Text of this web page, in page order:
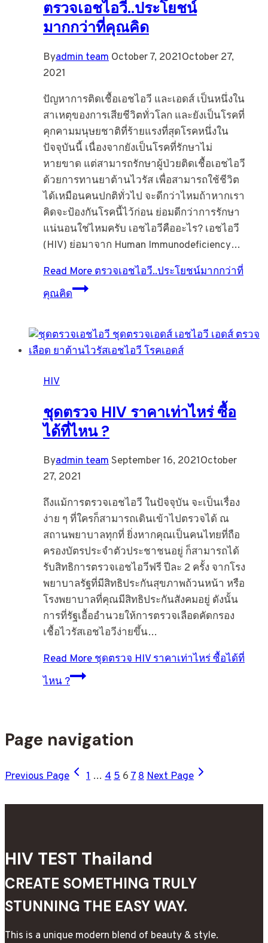
ตรวจเอชไอวี..ประโยชน์
มากกว่าที่คุณคิด
Byadmin team October 7, 2021October 27,
2021
ปัญหาการติดเชื้อเอชไอวี และเอดส์ เป็นหนึ่งใน
สาเหตุของการเสียชีวิตทั่วโลก และยังเป็นโรคที่
คุกคามมนุษยชาติที่ร้ายแรงที่สุดโรคหนึ่งใน
ปัจจุบันนี้ เนื่องจากยังเป็นโรคที่รักษาไม่
หายขาด แต่สามารถรักษาผู้ป่วยติดเชื้อเอชไอวี
ด้วยการทานยาต้านไวรัส เพื่อสามารถใช้ชีวิต
ได้เหมือนคนปกติทั่วไป จะดีกว่าไหมถ้าหากเรา
คิดจะป้องกันโรคนี้ไว้ก่อน ย่อมดีกว่าการรักษา
แน่นอนใช่ไหมครับ เอชไอวีคืออะไร? เอชไอวี
(HIV) ย่อมาจาก Human Immunodeficiency…
Read Moreตรวจเอชไอวี..ประโยชน์มากกว่าที่
คุณคิด
HIV
ชุดตรวจ HIV ราคาเท่าไหร่ ซื้อ
ได้ที่ไหน ?
Byadmin teamSeptember 16, 2021October
27, 2021
ถึงแม้การตรวจเอชไอวี ในปัจจุบัน จะเป็นเรื่อง
ง่าย ๆ ที่ใครก็สามารถเดินเข้าไปตรวจได้ ณ
สถานพยาบาลทุกที่ ยิ่งหากคุณเป็นคนไทยที่ถือ
ครองบัตรประจำตัวประชาชนอยู่ ก็สามารถได้
รับสิทธิการตรวจเอชไอวีฟรี ปีละ 2 ครั้ง จากโรง
พยาบาลรัฐที่มีสิทธิประกันสุขภาพถ้วนหน้า หรือ
โรงพยาบาลที่คุณมีสิทธิประกันสังคมอยู่ ดังนั้น
การที่รัฐเอื้ออำนวยให้การตรวจเลือดคัดกรอง
เชื้อไวรัสเอชไอวีง่ายขึ้น…
Read Moreชุดตรวจ HIV ราคาเท่าไหร่ ซื้อได้ที่
ไหน ?
Page navigation
Previous Page 1 … 45 678Next Page
HIV TEST Thailand
CREATE SOMETHING TRULY
STUNNING THE EASY WAY.
This is a unique modern blend of beauty & style.